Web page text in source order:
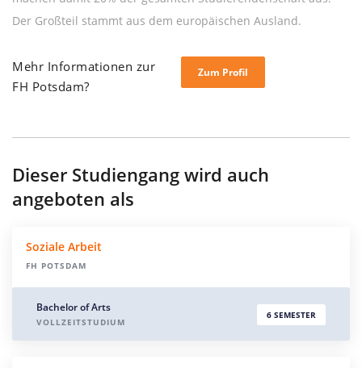
Der Großteil stammt aus dem europäischen Ausland.
Mehr Informationen zur
FH Potsdam?
Zum Profil
Dieser Studiengang wird auch
angeboten als
Soziale Arbeit
FH POTSDAM
Bachelor of Arts
VOLLZEITSTUDIUM
6 SEMESTER